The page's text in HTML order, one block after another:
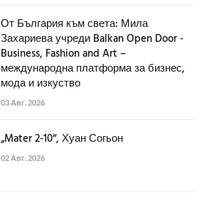
От България към света: Мила
Захариева учреди Balkan Open Door -
Business, Fashion and Art –
международна платформа за бизнес,
мода и изкуство
03 Авг. 2026
„Mater 2-10“, Хуан Согьон
02 Авг. 2026